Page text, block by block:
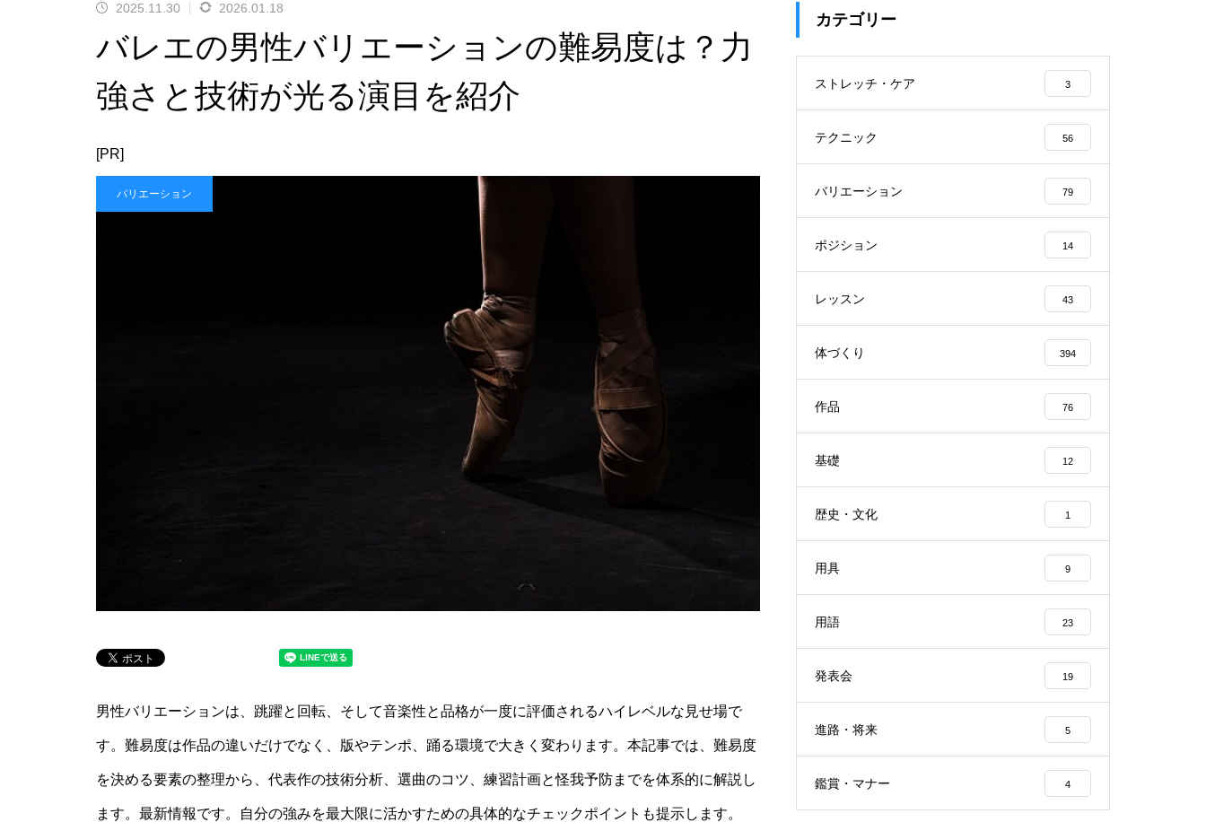
2025.11.30 2026.01.18
バレエの男性バリエーションの難易度は？力
強さと技術が光る演目を紹介
[PR]
バリエーション
男性バリエーションは、跳躍と回転、そして音楽性と品格が一度に評価されるハイレベルな見せ場で
す。難易度は作品の違いだけでなく、版やテンポ、踊る環境で大きく変わります。本記事では、難易度
を決める要素の整理から、代表作の技術分析、選曲のコツ、練習計画と怪我予防までを体系的に解説し
ます。最新情報です。自分の強みを最大限に活かすための具体的なチェックポイントも提示します。
カテゴリー
ストレッチ・ケア 3
テクニック 56
バリエーション 79
ポジション 14
レッスン 43
体づくり 394
作品 76
基礎 12
歴史・文化 1
用具 9
用語 23
発表会 19
進路・将来 5
鑑賞・マナー 4